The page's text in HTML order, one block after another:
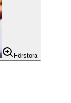
Förstora